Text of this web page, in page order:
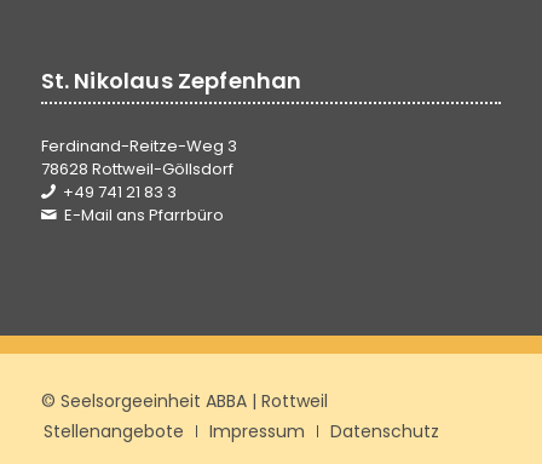
St. Nikolaus Zepfenhan
Ferdinand-Reitze-Weg 3
78628 Rottweil-Göllsdorf
+49 741 21 83 3
E-Mail ans Pfarrbüro
© Seelsorgeeinheit ABBA | Rottweil
Stellenangebote
Impressum Datenschutz